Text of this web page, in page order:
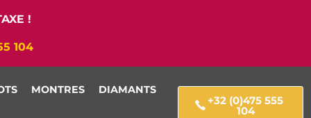
!
104
MONTRES DIAMANTS
+32 (0)475 555
104